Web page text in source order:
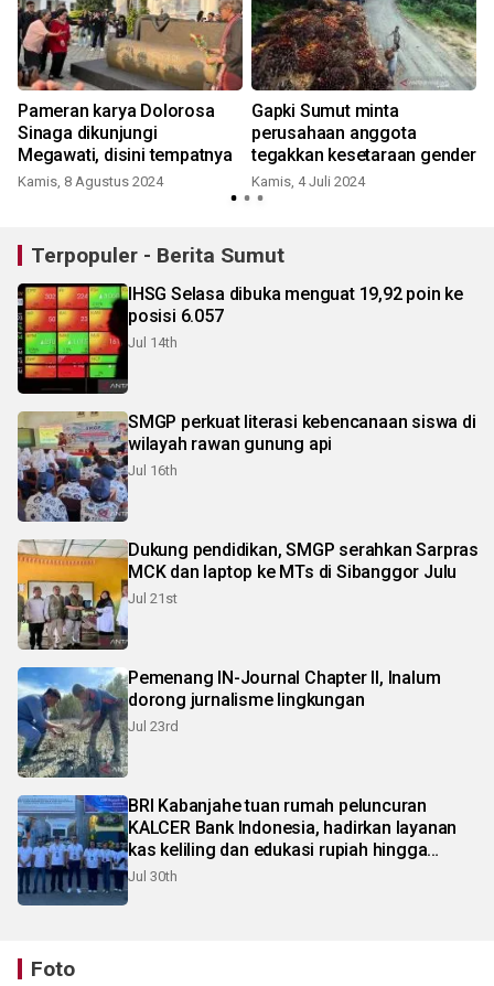
Pameran karya Dolorosa
Sinaga dikunjungi
Megawati, disini tempatnya
Kamis, 8 Agustus 2024
Gapki Sumut minta
perusahaan anggota
tegakkan kesetaraan gender
Kamis, 4 Juli 2024
Terpopuler - Berita Sumut
IHSG Selasa dibuka menguat 19,92 poin ke
posisi 6.057
Jul 14th
SMGP perkuat literasi kebencanaan siswa di
wilayah rawan gunung api
Jul 16th
Dukung pendidikan, SMGP serahkan Sarpras
MCK dan laptop ke MTs di Sibanggor Julu
Jul 21st
Pemenang IN-Journal Chapter II, Inalum
dorong jurnalisme lingkungan
Jul 23rd
BRI Kabanjahe tuan rumah peluncuran
KALCER Bank Indonesia, hadirkan layanan
kas keliling dan edukasi rupiah hingga
pelosok Karo
Jul 30th
Foto